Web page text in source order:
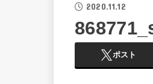
2020.11.12
ポスト